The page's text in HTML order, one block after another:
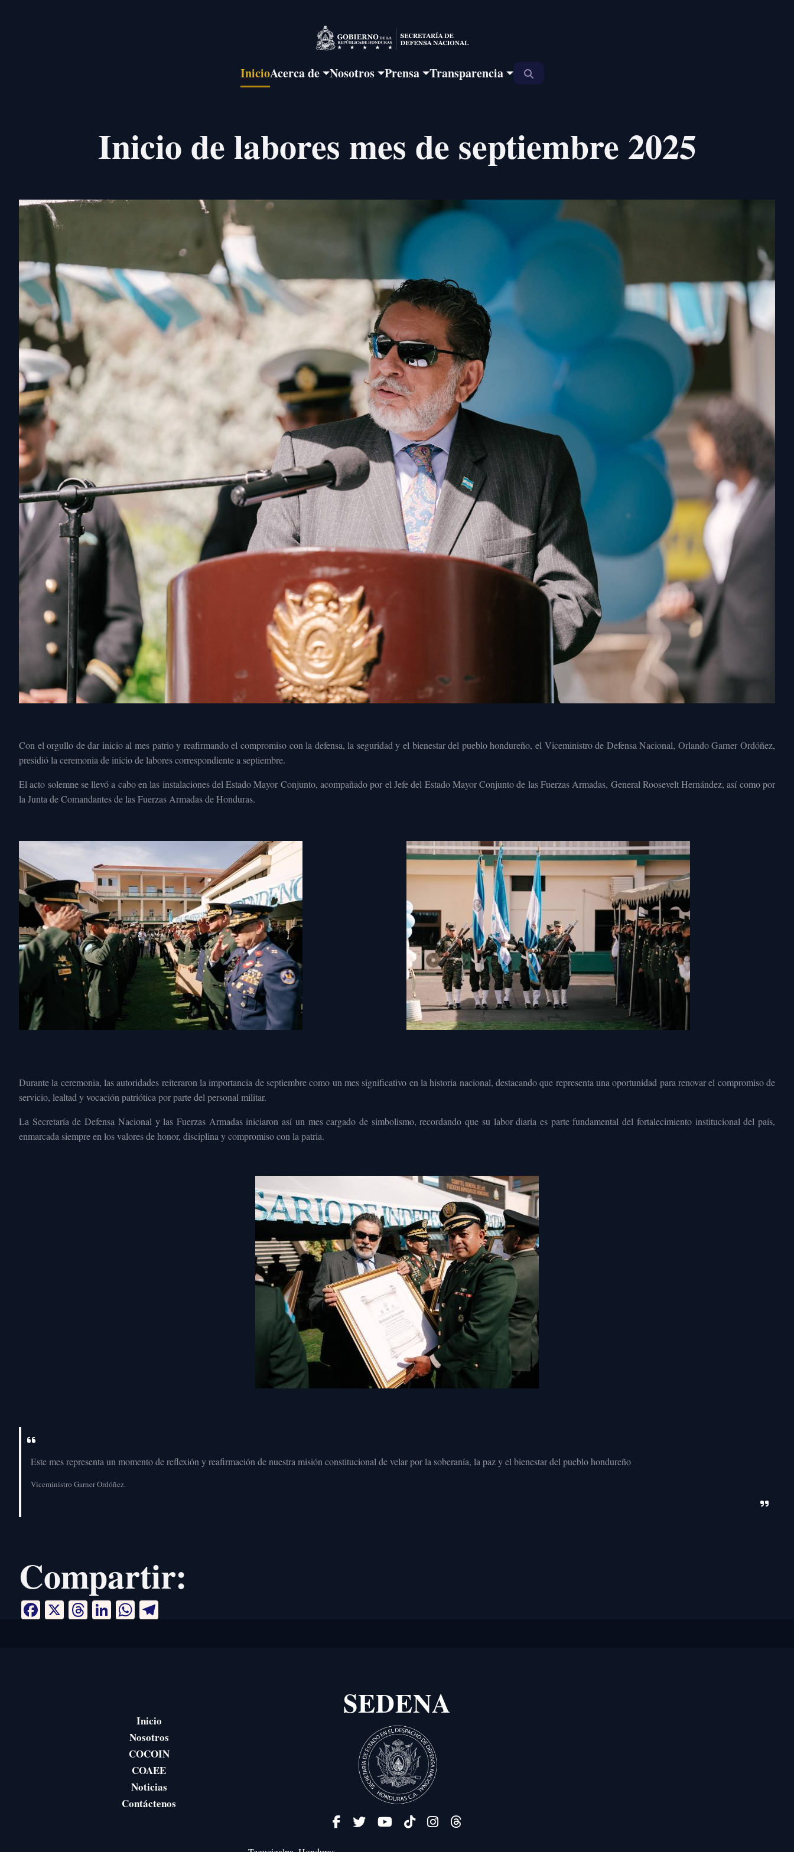
InicioAcerca de Nosotros Prensa Transparencia
Inicio de labores mes de septiembre 2025
Con el orgullo de dar inicio al mes patrio y reafirmando el compromiso con la defensa, la seguridad y el bienestar del pueblo hondureño, el Viceministro de Defensa Nacional, Orlando Garner Ordóñez,
presidió la ceremonia de inicio de labores correspondiente a septiembre.
El acto solemne se llevó a cabo en las instalaciones del Estado Mayor Conjunto, acompañado por el Jefe del Estado Mayor Conjunto de las Fuerzas Armadas, General Roosevelt Hernández, así como por
la Junta de Comandantes de las Fuerzas Armadas de Honduras.
Durante la ceremonia, las autoridades reiteraron la importancia de septiembre como un mes significativo en la historia nacional, destacando que representa una oportunidad para renovar el compromiso de
servicio, lealtad y vocación patriótica por parte del personal militar.
La Secretaría de Defensa Nacional y las Fuerzas Armadas iniciaron así un mes cargado de simbolismo, recordando que su labor diaria es parte fundamental del fortalecimiento institucional del país,
enmarcada siempre en los valores de honor, disciplina y compromiso con la patria.
Este mes representa un momento de reflexión y reafirmación de nuestra misión constitucional de velar por la soberanía, la paz y el bienestar del pueblo hondureño
Viceministro Garner Ordóñez.
Compartir:
Facebook
X Threads
LinkedIn
WhatsApp
Inicio
Nosotros
COCOIN
COAEE
Noticias
Contáctenos
SEDENA